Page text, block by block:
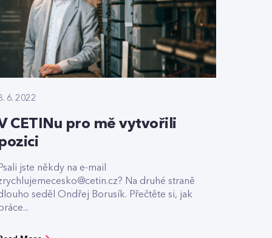
6. 2022
CETINu pro mě vytvořili
Psali jste někdy na e-mail
Na druhé straně
seděl Ondřej Borusík. Přečtěte si, jak